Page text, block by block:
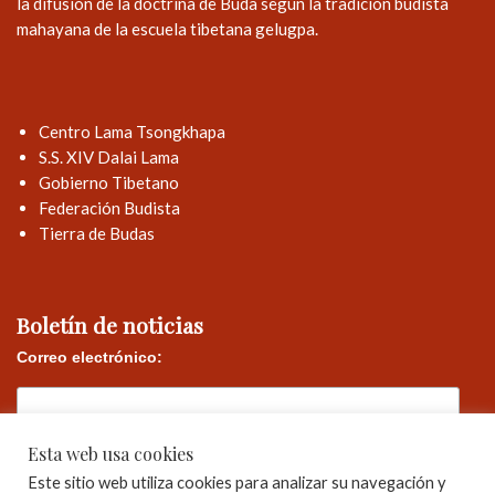
mahayana de la escuela tibetana gelugpa.
Centro Lama Tsongkhapa
S.S. XIV Dalai Lama
Gobierno Tibetano
Federación Budista
Tierra de Budas
Boletín de noticias
Correo electrónico:
Esta web usa cookies
Este sitio web utiliza cookies para analizar su navegación y